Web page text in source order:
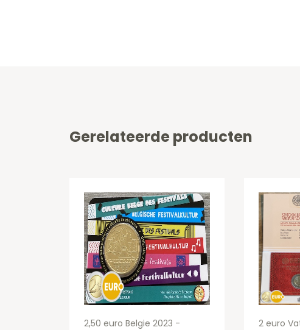
Gerelateerde producten
2,50 euro Belgie 2023 -
2 euro